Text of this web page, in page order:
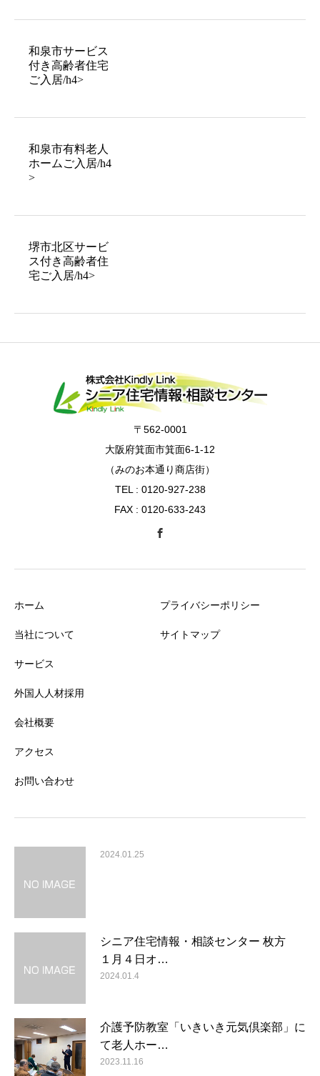
和泉市サービス
付き高齢者住宅
ご入居/h4>
和泉市有料老人
ホームご入居/h4
>
堺市北区サービ
ス付き高齢者住
宅ご入居/h4>
〒562-0001
大阪府箕面市箕面6-1-12
（みのお本通り商店街）
TEL : 0120-927-238
FAX : 0120-633-243
ホーム
当社について
サービス
外国人人材採用
会社概要
アクセス
お問い合わせ
プライバシーポリシー
サイトマップ
2024.01.25
シニア住宅情報・相談センター 枚方
１月４日オ…
2024.01.4
介護予防教室「いきいき元気倶楽部」に
て老人ホー…
2023.11.16